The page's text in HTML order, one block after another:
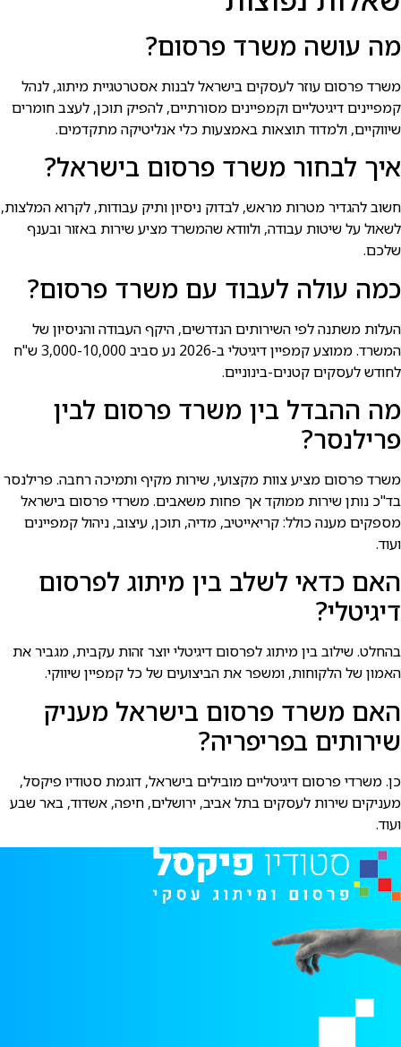
מה עושה משרד פרסום?
משרד פרסום עוזר לעסקים בישראל לבנות אסטרטגיית מיתוג, לנהל
קמפיינים דיגיטליים וקמפיינים מסורתיים, להפיק תוכן, לעצב חומרים
שיווקיים, ולמדוד תוצאות באמצעות כלי אנליטיקה מתקדמים.
איך לבחור משרד פרסום בישראל?
חשוב להגדיר מטרות מראש, לבדוק ניסיון ותיק עבודות, לקרוא המלצות,
לשאול על שיטות עבודה, ולוודא שהמשרד מציע שירות באזור ובענף
שלכם.
כמה עולה לעבוד עם משרד פרסום?
העלות משתנה לפי השירותים הנדרשים, היקף העבודה והניסיון של
המשרד. ממוצע קמפיין דיגיטלי ב-2026 נע סביב 3,000-10,000 ש"ח
לחודש לעסקים קטנים-בינוניים.
מה ההבדל בין משרד פרסום לבין
פרילנסר?
משרד פרסום מציע צוות מקצועי, שירות מקיף ותמיכה רחבה. פרילנסר
בד"כ נותן שירות ממוקד אך פחות משאבים. משרדי פרסום בישראל
מספקים מענה כולל: קריאייטיב, מדיה, תוכן, עיצוב, ניהול קמפיינים
ועוד.
האם כדאי לשלב בין מיתוג לפרסום
דיגיטלי?
בהחלט. שילוב בין מיתוג לפרסום דיגיטלי יוצר זהות עקבית, מגביר את
האמון של הלקוחות, ומשפר את הביצועים של כל קמפיין שיווקי.
האם משרד פרסום בישראל מעניק
שירותים בפריפריה?
כן. משרדי פרסום דיגיטליים מובילים בישראל, דוגמת סטודיו פיקסל,
מעניקים שירות לעסקים בתל אביב, ירושלים, חיפה, אשדוד, באר שבע
ועוד.